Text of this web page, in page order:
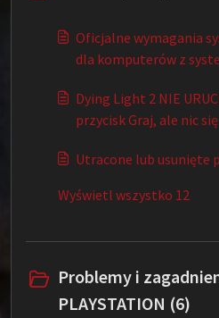
Oficjalne wymagania
dla komputerów z
Dying Light 2 NIE
przycisk Graj, ale nic
Utracone lub
Wyświetl wszystko 12
Problemy i
PLAYSTATION (6)